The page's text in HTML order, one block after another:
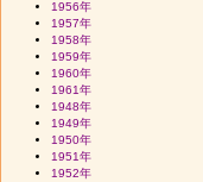
1956年
1957年
1958年
1959年
1960年
1961年
1948年
1949年
1950年
1951年
1952年